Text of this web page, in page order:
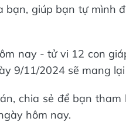
bạn, giúp bạn tự mình
nay - tử vi 12 con
9/11/2024 sẽ mang
chia sẻ để bạn
hôm nay.